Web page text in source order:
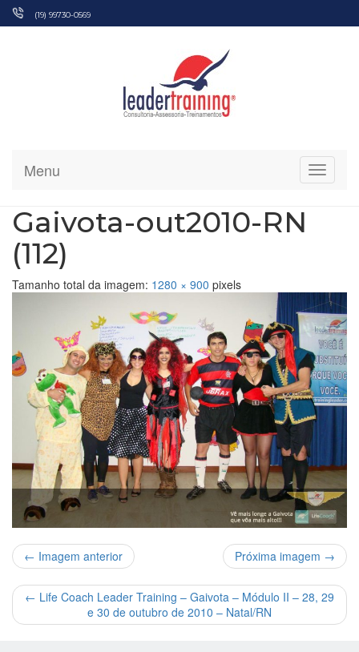
Pular
(19) 99730-0569
Menu
Gaivota-out2010-RN
(112)
Tamanho total da imagem: 1280 × 900 pixels
← Imagem anterior Próxima imagem →
← Life Coach Leader Training – Gaivota – Módulo II – 28, 29
e 30 de outubro de 2010 – Natal/RN